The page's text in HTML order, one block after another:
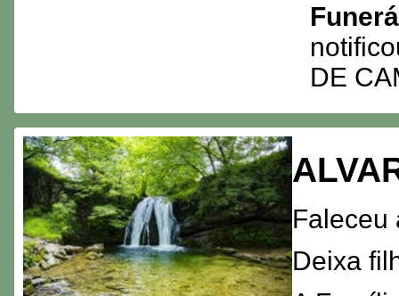
DE
Faleceu
Deixa